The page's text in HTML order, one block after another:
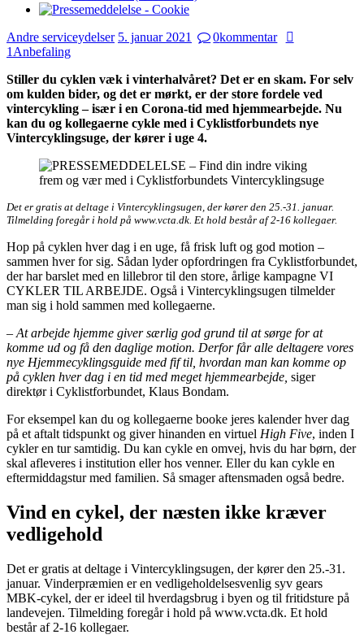
Andre serviceydelser 5. januar 2021 0kommentar
1 Anbefaling
Stiller du cyklen væk i vinterhalvåret? Det er en skam. For selv
om kulden bider, og det er mørkt, er der store fordele ved
vintercykling – især i en Corona-tid med hjemmearbejde. Nu
kan du og kollegaerne cykle med i Cyklistforbundets nye
Vintercyklingsuge, der kører i uge 4.
Det er gratis at deltage i Vintercyklingsugen, der kører den 25.-31. januar.
Tilmelding foregår i hold på www.vcta.dk. Et hold består af 2-16 kollegaer.
Hop på cyklen hver dag i en uge, få frisk luft og god motion –
sammen hver for sig. Sådan lyder opfordringen fra Cyklistforbundet,
der har barslet med en lillebror til den store, årlige kampagne VI
CYKLER TIL ARBEJDE. Også i Vintercyklingsugen tilmelder
man sig i hold sammen med kollegaerne.
– At arbejde hjemme giver særlig god grund til at sørge for at
komme ud og få den daglige motion. Derfor får alle deltagere vores
nye Hjemmecyklingsguide med fif til, hvordan man kan komme op
på cyklen hver dag i en tid med meget hjemmearbejde, siger
direktør i Cyklistforbundet, Klaus Bondam.
For eksempel kan du og kollegaerne booke jeres kalender hver dag
på et aftalt tidspunkt og giver hinanden en virtuel High Five, inden I
cykler en tur samtidig. Du kan cykle en omvej, hvis du har børn, der
skal afleveres i institution eller hos venner. Eller du kan cykle en
eftermiddagstur med familien. Så smager aftensmaden også bedre.
Vind en cykel, der næsten ikke kræver
vedligehold
Det er gratis at deltage i Vintercyklingsugen, der kører den 25.-31.
januar. Vinderpræmien er en vedligeholdelsesvenlig syv gears
MBK-cykel, der er ideel til hverdagsbrug i byen og til fritidsture på
landevejen. Tilmelding foregår i hold på www.vcta.dk. Et hold
består af 2-16 kollegaer.